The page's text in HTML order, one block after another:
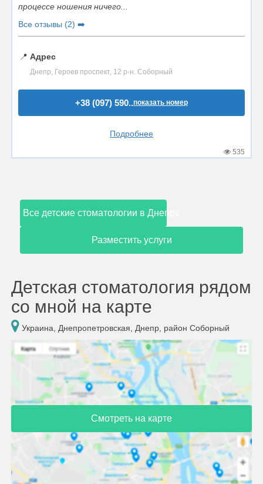
процессе ношения ничего...
Все отзывы (2) ➡️
📍 Адрес
Днепр, Героев проспект, 12 р-н. Соборный
+38 (097) 590..показать номер
Подробнее
535
Все детские стоматологии в Днепре
Разместить услуги
Детская стоматология рядом
со мной на карте
Украина, Днепропетровская, Днепр, район Соборный
Смотреть на карте